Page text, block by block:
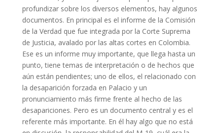
profundizar sobre los diversos elementos, hay algunos
documentos. En principal es el informe de la Comisión
de la Verdad que fue integrada por la Corte Suprema
de Justicia, avalado por las altas cortes en Colombia.
Ese es un informe muy importante, que llega hasta un
punto, tiene temas de interpretación o de hechos que
aún están pendientes; uno de ellos, el relacionado con
la desaparición forzada en Palacio y un
pronunciamiento más firme frente al hecho de las
desapariciones. Pero es un documento central y es el
referente más importante. En él hay algo que no está